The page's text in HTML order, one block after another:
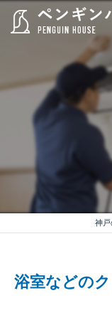
神
浴室などの